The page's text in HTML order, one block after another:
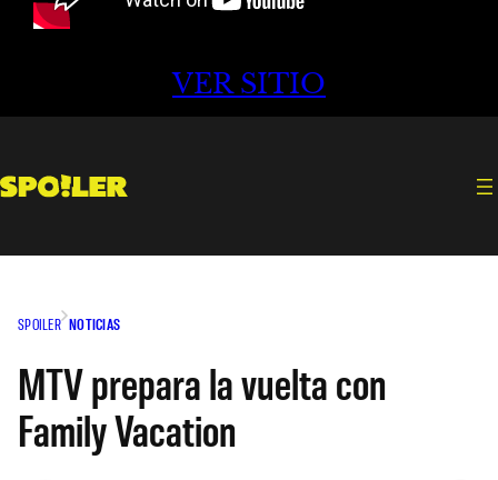
VER SITIO
SPOILER NOTICIAS
MTV prepara la vuelta con
Family Vacation